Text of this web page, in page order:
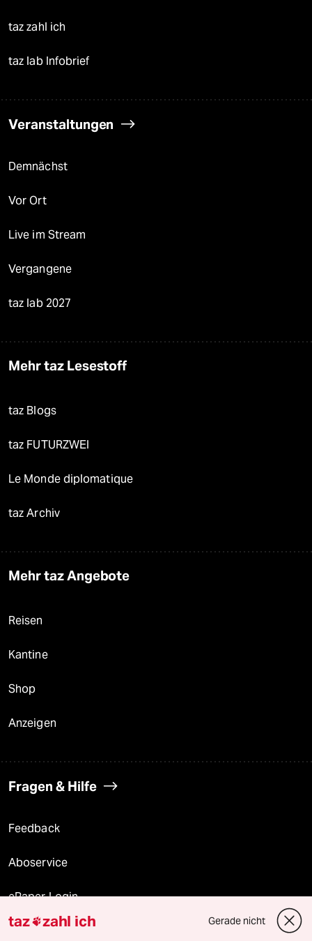
taz zahl ich
taz lab Infobrief
Veranstaltungen
Demnächst
Vor Ort
Live im Stream
Vergangene
taz lab 2027
Mehr taz Lesestoff
taz Blogs
taz FUTURZWEI
Le Monde diplomatique
taz Archiv
Mehr taz Angebote
Reisen
Kantine
Shop
Anzeigen
Fragen & Hilfe
Feedback
Aboservice
ePaper Login
Downloads für Abonnierende
taz zahl ich Gerade nicht